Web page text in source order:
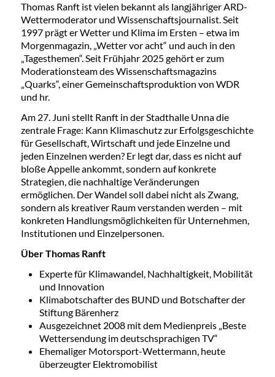
Thomas Ranft ist vielen bekannt als langjähriger ARD-
Wettermoderator und Wissenschaftsjournalist. Seit
1997 prägt er Wetter und Klima im Ersten – etwa im
Morgenmagazin, „Wetter vor acht“ und auch in den
„Tagesthemen“. Seit Frühjahr 2025 gehört er zum
Moderationsteam des Wissenschaftsmagazins
„Quarks“, einer Gemeinschaftsproduktion von WDR
und hr.
Am 27. Juni stellt Ranft in der Stadthalle Unna die
zentrale Frage: Kann Klimaschutz zur Erfolgsgeschichte
für Gesellschaft, Wirtschaft und jede Einzelne und
jeden Einzelnen werden? Er legt dar, dass es nicht auf
bloße Appelle ankommt, sondern auf konkrete
Strategien, die nachhaltige Veränderungen
ermöglichen. Der Wandel soll dabei nicht als Zwang,
sondern als kreativer Raum verstanden werden – mit
konkreten Handlungsmöglichkeiten für Unternehmen,
Institutionen und Einzelpersonen.
Über Thomas Ranft
Experte für Klimawandel, Nachhaltigkeit, Mobilität
und Innovation
Klimabotschafter des BUND und Botschafter der
Stiftung Bärenherz
Ausgezeichnet 2008 mit dem Medienpreis „Beste
Wettersendung im deutschsprachigen TV“
Ehemaliger Motorsport-Wettermann, heute
überzeugter Elektromobilist